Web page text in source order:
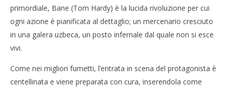
primordiale, Bane (Tom Hardy) è la lucida rivoluzione per cui
ogni azione è pianificata al dettaglio; un mercenario cresciuto
in una galera uzbeca, un posto infernale dal quale non si esce
vivi.
Come nei migliori fumetti, l’entrata in scena del protagonista è
centellinata e viene preparata con cura, inserendola come